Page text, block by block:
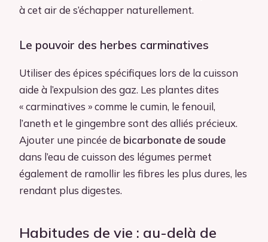
à cet air de s’échapper naturellement.
Le pouvoir des herbes carminatives
Utiliser des épices spécifiques lors de la cuisson
aide à l’expulsion des gaz. Les plantes dites
« carminatives » comme le cumin, le fenouil,
l’aneth et le gingembre sont des alliés précieux.
Ajouter une pincée de bicarbonate de soude
dans l’eau de cuisson des légumes permet
également de ramollir les fibres les plus dures, les
rendant plus digestes.
Habitudes de vie : au-delà de